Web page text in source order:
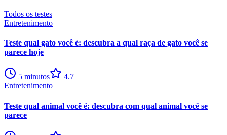
Todos os testes
Entretenimento
Teste qual gato você é: descubra a qual raça de gato você se
parece hoje
5 minutos
4.7
Entretenimento
Teste qual animal você é: descubra com qual animal você se
parece